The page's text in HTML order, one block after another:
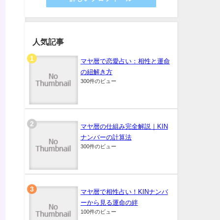
人気記事
マヤ暦で恋愛占い：相性と運命
の紐解き方
300件のビュー
マヤ暦の仕組み完全解説｜KIN
ナンバーの計算法
300件のビュー
マヤ暦で相性占い！KINナンバ
ーから見る運命の絆
100件のビュー